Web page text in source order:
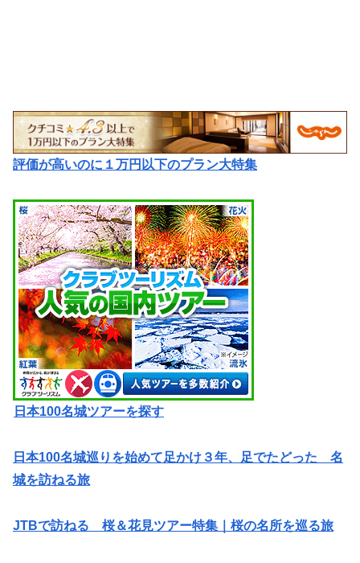
評価が高いのに１万円以下のプラン大特集
日本100名城ツアーを探す
日本100名城巡りを始めて足かけ３年、足でたどった 名
城を訪ねる旅
JTBで訪ねる 桜＆花見ツアー特集｜桜の名所を巡る旅